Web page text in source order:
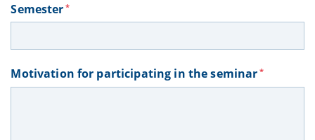
Semester *
Motivation for participating in the seminar *